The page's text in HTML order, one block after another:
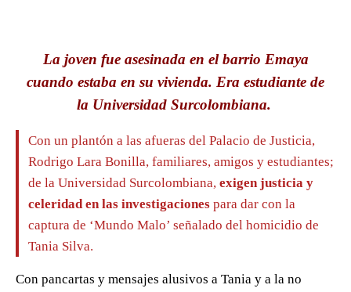
La joven fue asesinada en el barrio Emaya
cuando estaba en su vivienda. Era estudiante de
la Universidad Surcolombiana.
Con un plantón a las afueras del Palacio de Justicia,
Rodrigo Lara Bonilla, familiares, amigos y estudiantes;
de la Universidad Surcolombiana, exigen justicia y
celeridad en las investigaciones para dar con la
captura de ‘Mundo Malo’ señalado del homicidio de
Tania Silva.
Con pancartas y mensajes alusivos a Tania y a la no